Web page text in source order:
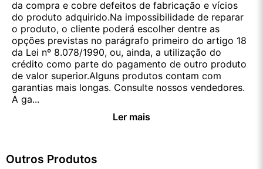
da compra e cobre defeitos de fabricação e vícios
do produto adquirido.Na impossibilidade de reparar
o produto, o cliente poderá escolher dentre as
opções previstas no parágrafo primeiro do artigo 18
da Lei nº 8.078/1990, ou, ainda, a utilização do
crédito como parte do pagamento de outro produto
de valor superior.Alguns produtos contam com
garantias mais longas. Consulte nossos vendedores.
A ga...
Ler mais
Outros Produtos